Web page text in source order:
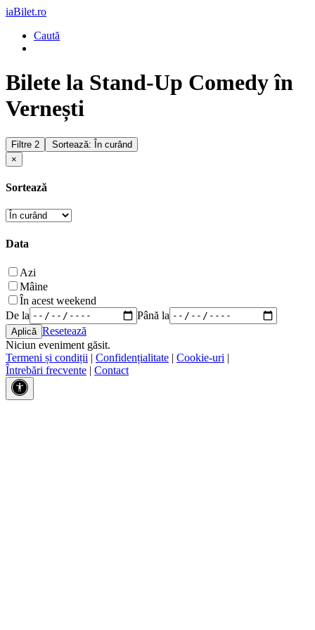
iaBilet.ro
Caută
Bilete la Stand-Up Comedy în
Vernești
Filtre 2
Sortează: În curând
×
Sortează
Data
Azi
Mâine
În acest weekend
De la
Până la
Resetează
Niciun eveniment găsit.
Termeni și condiții | Confidențialitate | Cookie-uri |
Întrebări frecvente | Contact